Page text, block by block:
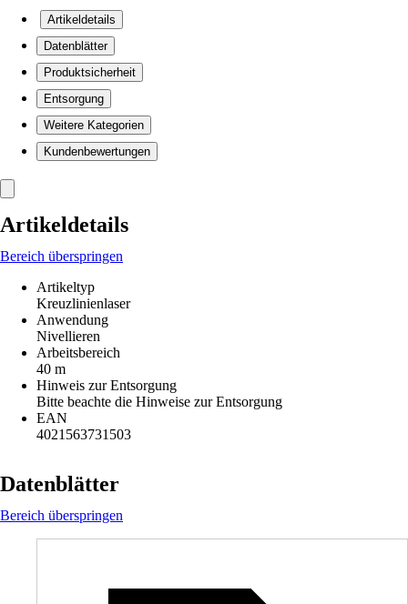
Artikeldetails
Datenblätter
Produktsicherheit
Entsorgung
Weitere Kategorien
Kundenbewertungen
Artikeldetails
Bereich überspringen
Artikeltyp
Kreuzlinienlaser
Anwendung
Nivellieren
Arbeitsbereich
40 m
Hinweis zur Entsorgung
Bitte beachte die Hinweise zur Entsorgung
EAN
4021563731503
Datenblätter
Bereich überspringen